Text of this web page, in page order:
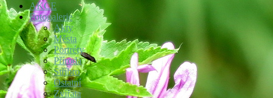
AKCE
Fotogalerie
Akty
Města
Portréty
Příroda
Stříbro
Ostatní
Zvířata